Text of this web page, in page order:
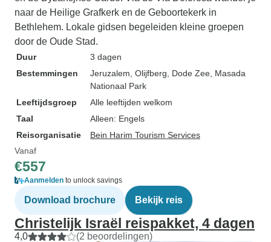
naar de Heilige Grafkerk en de Geboortekerk in
Bethlehem. Lokale gidsen begeleiden kleine groepen
door de Oude Stad.
Duur
3 dagen
Bestemmingen
Jeruzalem , Olijfberg , Dode Zee , Masada
Nationaal Park
Leeftijdsgroep
Alle leeftijden welkom
Taal
Alleen: Engels
Reisorganisatie
Bein Harim Tourism Services
Vanaf
€557
Aanmelden to unlock savings
Download brochure Bekijk reis
Christelijk Israël reispakket, 4 dagen
4,0 (2 beoordelingen)